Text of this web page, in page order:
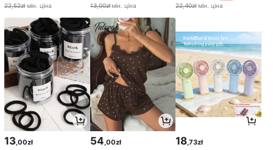
22,52zł мін. ціна 13,00złмін. ціна
22,40zł мін. ціна
13,00zł 54,00zł 18,73zł